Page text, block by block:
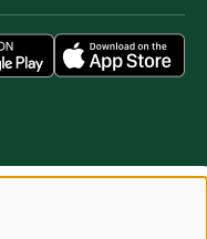
خريطة الموقعشروط الاستخدام